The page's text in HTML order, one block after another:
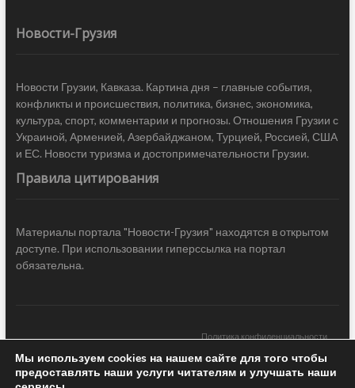
Новости-Грузия
Новости Грузии, Кавказа. Картина дня – главные события,
конфликты и происшествия, политика, бизнес, экономика,
культура, спорт, комментарии и прогнозы. Отношения Грузии с
Украиной, Арменией, Азербайджаном, Турцией, Россией, США
и ЕС. Новости туризма и достопримечательности Грузии.
Правила цитирования
Материалы портала "Новости-Грузия" находятся в открытом
доступе. При использовании гиперссылка на портал
обязательна.
Политика конфиденциальности
Новости Грузии| Black Sea Press LTD © 2020 All Rights Reserved /
Design & development —
Мы используем cookies на нашем сайте для того чтобы
предоставлять наши услуги читателям и улучшать наши